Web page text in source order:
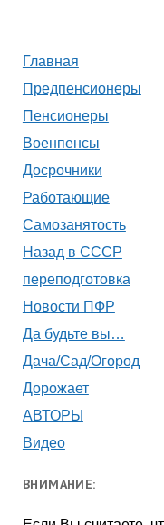
Главная
Предпенсионеры
Пенсионеры
Военпенсы
Досрочники
Работающие
Самозанятость
Назад в СССР
переподготовка
Новости ПФР
Да будьте вы…
Дача/Сад/Огород
Дорожает
АВТОРЫ
Видео
ВНИМАНИЕ: